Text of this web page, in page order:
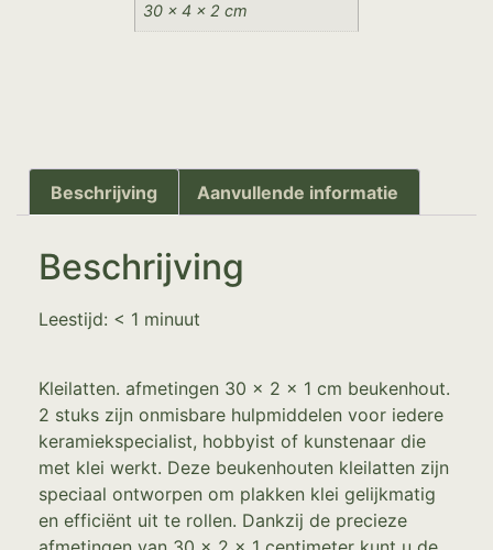
30 × 4 × 2 cm
Beschrijving Aanvullende informatie
Beschrijving
Leestijd: < 1 minuut
Kleilatten. afmetingen 30 x 2 x 1 cm beukenhout.
2 stuks zijn onmisbare hulpmiddelen voor iedere
keramiekspecialist, hobbyist of kunstenaar die
met klei werkt. Deze beukenhouten kleilatten zijn
speciaal ontworpen om plakken klei gelijkmatig
en efficiënt uit te rollen. Dankzij de precieze